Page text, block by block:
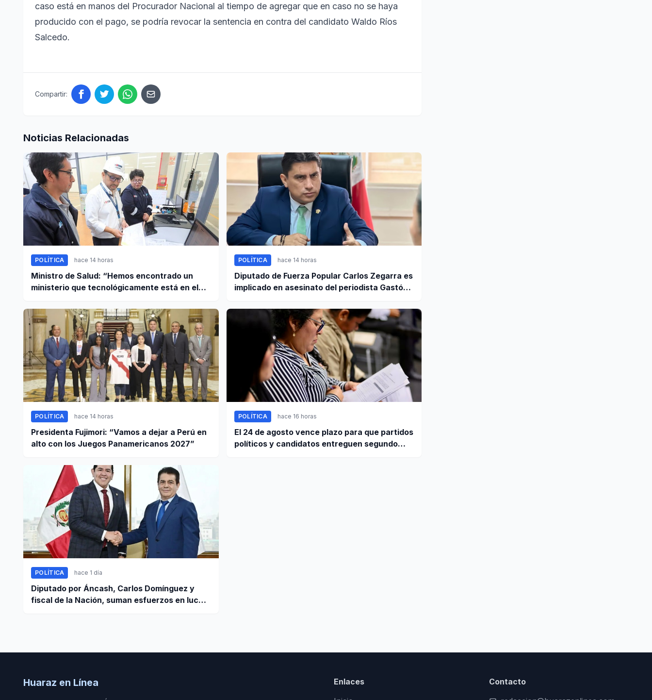
caso está en manos del Procurador Nacional al tiempo de agregar que en caso no se haya
producido con el pago, se podría revocar la sentencia en contra del candidato Waldo Ríos
Salcedo.
Compartir:
Noticias Relacionadas
POLÍTICA hace 14 horas
Ministro de Salud: “Hemos encontrado un
ministerio que tecnológicamente está en el
POLÍTICA hace 14 horas
Diputado de Fuerza Popular Carlos Zegarra es
implicado en asesinato del periodista Gastón
POLÍTICA hace 14 horas
Presidenta Fujimori: “Vamos a dejar a Perú en
alto con los Juegos Panamericanos 2027”
POLÍTICA hace 16 horas
El 24 de agosto vence plazo para que partidos
políticos y candidatos entreguen segundo
POLÍTICA hace 1 día
Diputado por Áncash, Carlos Domínguez y
fiscal de la Nación, suman esfuerzos en lucha
Huaraz en Línea
Enlaces
Contacto